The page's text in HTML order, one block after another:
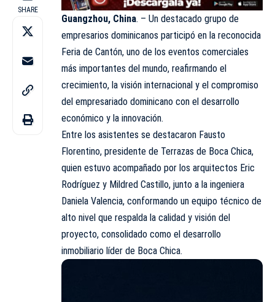
SHARE
Guangzhou, China. – Un destacado grupo de
empresarios dominicanos participó en la reconocida
Feria de Cantón, uno de los eventos comerciales
más importantes del mundo, reafirmando el
crecimiento, la visión internacional y el compromiso
del empresariado dominicano con el desarrollo
económico y la innovación.
Entre los asistentes se destacaron Fausto
Florentino, presidente de Terrazas de Boca Chica,
quien estuvo acompañado por los arquitectos Eric
Rodríguez y Mildred Castillo, junto a la ingeniera
Daniela Valencia, conformando un equipo técnico de
alto nivel que respalda la calidad y visión del
proyecto, consolidado como el desarrollo
inmobiliario líder de Boca Chica.